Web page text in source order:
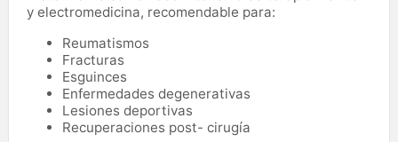
y electromedicina, recomendable para:
Reumatismos
Fracturas
Esguinces
Enfermedades degenerativas
Lesiones deportivas
Recuperaciones post- cirugía